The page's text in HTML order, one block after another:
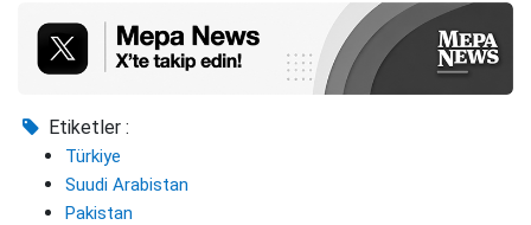
Etiketler :
Türkiye
Suudi Arabistan
Pakistan